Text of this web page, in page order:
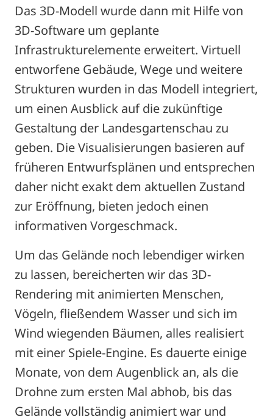
Das 3D-Modell wurde dann mit Hilfe von
3D-Software um geplante
Infrastrukturelemente erweitert. Virtuell
entworfene Gebäude, Wege und weitere
Strukturen wurden in das Modell integriert,
um einen Ausblick auf die zukünftige
Gestaltung der Landesgartenschau zu
geben. Die Visualisierungen basieren auf
früheren Entwurfsplänen und entsprechen
daher nicht exakt dem aktuellen Zustand
zur Eröffnung, bieten jedoch einen
informativen Vorgeschmack.
Um das Gelände noch lebendiger wirken
zu lassen, bereicherten wir das 3D-
Rendering mit animierten Menschen,
Vögeln, fließendem Wasser und sich im
Wind wiegenden Bäumen, alles realisiert
mit einer Spiele-Engine. Es dauerte einige
Monate, von dem Augenblick an, als die
Drohne zum ersten Mal abhob, bis das
Gelände vollständig animiert war und